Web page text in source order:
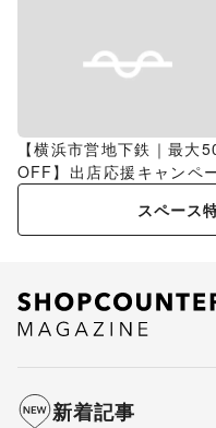
【横浜市営地下鉄｜最大
OFF】出店応援キャンペ
特集
スペース
新着記事